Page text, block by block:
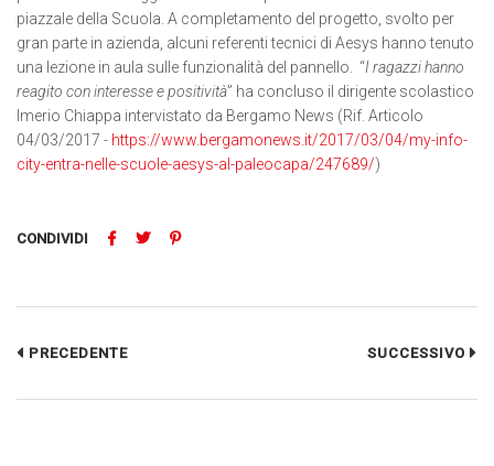
piazzale della Scuola. A completamento del progetto, svolto per
gran parte in azienda, alcuni referenti tecnici di Aesys hanno tenuto
una lezione in aula sulle funzionalità del pannello. “I ragazzi hanno
reagito con interesse e positività” ha concluso il dirigente scolastico
Imerio Chiappa intervistato da Bergamo News (Rif. Articolo
04/03/2017 - https://www.bergamonews.it/2017/03/04/my-info-
city-entra-nelle-scuole-aesys-al-paleocapa/247689/)
CONDIVIDI
PRECEDENTE SUCCESSIVO